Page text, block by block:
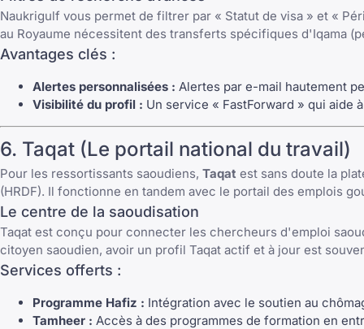
Naukrigulf vous permet de filtrer par « Statut de visa » et «
au Royaume nécessitent des transferts spécifiques d'Iqama
Avantages clés :
Alertes personnalisées : Alertes par e-mail hautement
Visibilité du profil : Un service « FastForward » qui aide
6. Taqat (Le portail national du travail)
Pour les ressortissants saoudiens, Taqat est sans doute la
(HRDF). Il fonctionne en tandem avec le portail des emplois
Le centre de la saoudisation
Taqat est conçu pour connecter les chercheurs d'emploi
citoyen saoudien, avoir un profil Taqat actif et à jour est
Services offerts :
Programme Hafiz : Intégration avec le soutien au
Tamheer : Accès à des programmes de formation en